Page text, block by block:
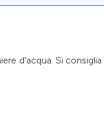
d'acqua. Si